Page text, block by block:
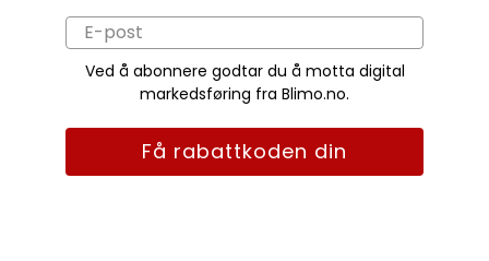
Ved å abonnere godtar du å motta digital
markedsføring fra Blimo.no.
Få rabattkoden din